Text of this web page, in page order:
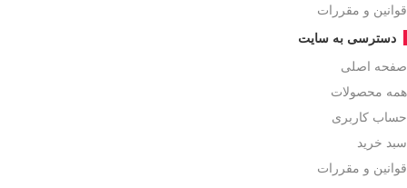
قوانین و مقررات
دسترسی به سایت
صفحه اصلی
همه محصولات
حساب کاربری
سبد خرید
قوانین و مقررات